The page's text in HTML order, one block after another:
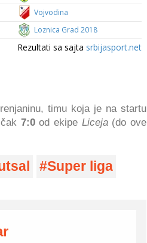
timu koja je na startu
7:0od ekipeLiceja(do ove
Super liga